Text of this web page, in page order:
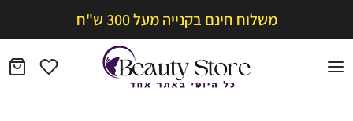
משלוח חינם בקנייה מעל 300 ש"ח